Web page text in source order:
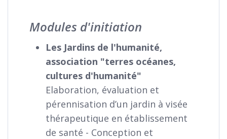
Modules d'initiation
Les Jardins de l'humanité,
association "terres océanes,
cultures d'humanité"
Elaboration, évaluation et
pérennisation d’un jardin à visée
thérapeutique en établissement
de santé - Conception et